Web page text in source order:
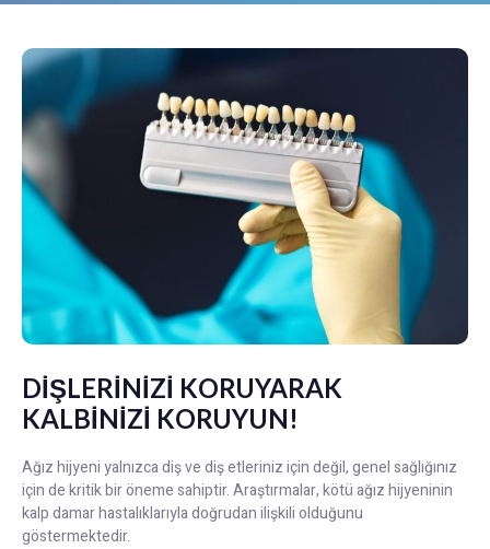
DİŞLERİNİZİ KORUYARAK
KALBİNİZİ KORUYUN!
Ağız hijyeni yalnızca diş ve diş etleriniz için değil, genel sağlığınız
için de kritik bir öneme sahiptir. Araştırmalar, kötü ağız hijyeninin
kalp damar hastalıklarıyla doğrudan ilişkili olduğunu
göstermektedir.